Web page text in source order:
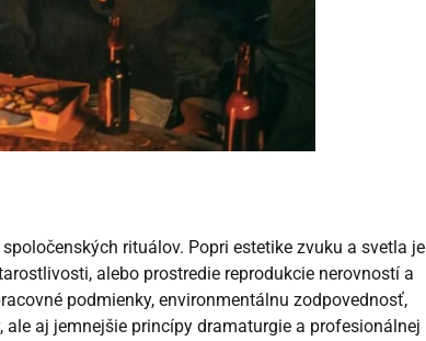
rituálov. Popri estetike zvuku a svetla je
alebo prostredie reprodukcie nerovností a
podmienky, environmentálnu zodpovednosť,
aj jemnejšie princípy dramaturgie a profesionálnej